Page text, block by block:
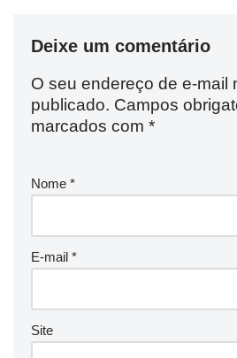
Deixe um comentário
O seu endereço de e-mail
publicado. Campos
marcados com *
Nome *
E-mail *
Site